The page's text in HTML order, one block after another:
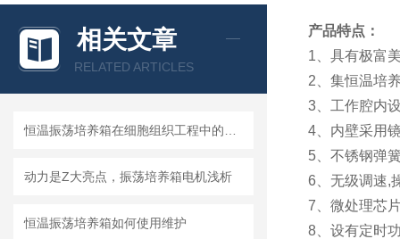
相关文章
RELATED ARTICLES
动力是Z大亮点，振荡培养箱电机浅析
恒温振荡培养箱如何使用维护
产品特点：
1、具有极富
2、集恒温培
3、工作腔内
4、内壁采用
5、不锈钢弹
6、无级调速,
7、微处理芯
8、设有定时